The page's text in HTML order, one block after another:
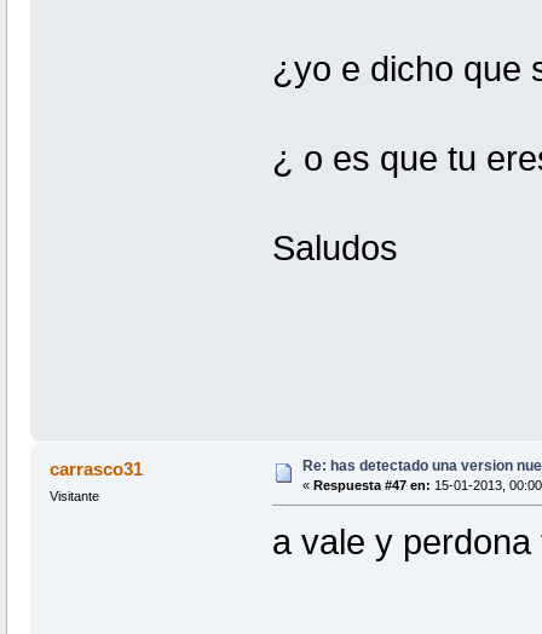
¿yo e dicho que
¿ o es que tu
Saludos
carrasco31
Visitante
Re: has detectado una version
« Respuesta #47 en: 15-01-2013,
a vale y perdona